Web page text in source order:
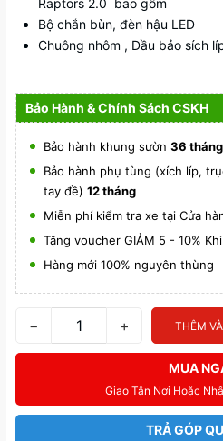
Raptors 2.0 bao gồm
Bộ chắn bùn, đèn hậu LED
Chuông nhôm , Dầu bảo sích
Bảo Hành & Chính Sách CSKH
Bảo hành khung sườn 36 tháng
Bảo hành phụ tùng (xích líp,
tay đề) 12 tháng
Miễn phí kiểm tra xe tại Cửa
Tặng voucher GIẢM 5 - 10%
Hàng mới 100% nguyên thùng
− + THÊM
MUA
Giao Tận Nơi Hoặc
TRẢ GÓP